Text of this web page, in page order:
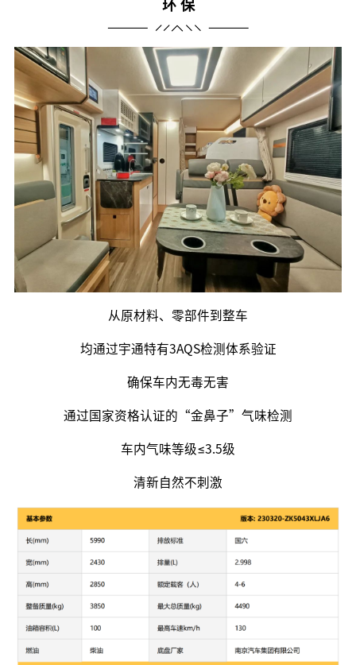
从原材料、零部件到整车
均通过宇通特有3AQS检测体系验证
确保车内无毒无害
通过国家资格认证的“金鼻子”气味检测
车内气味等级≤3.5级
清新自然不刺激